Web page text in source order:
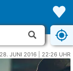
28. JUNI 2016 | 22:26 UHR